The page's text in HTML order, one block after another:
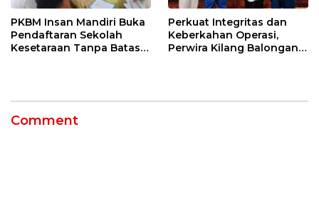
PKBM Insan Mandiri Buka
Pendaftaran Sekolah
Kesetaraan Tanpa Batas
Perkuat Integritas dan
Keberkahan Operasi,
Perwira Kilang Balongan
Comment